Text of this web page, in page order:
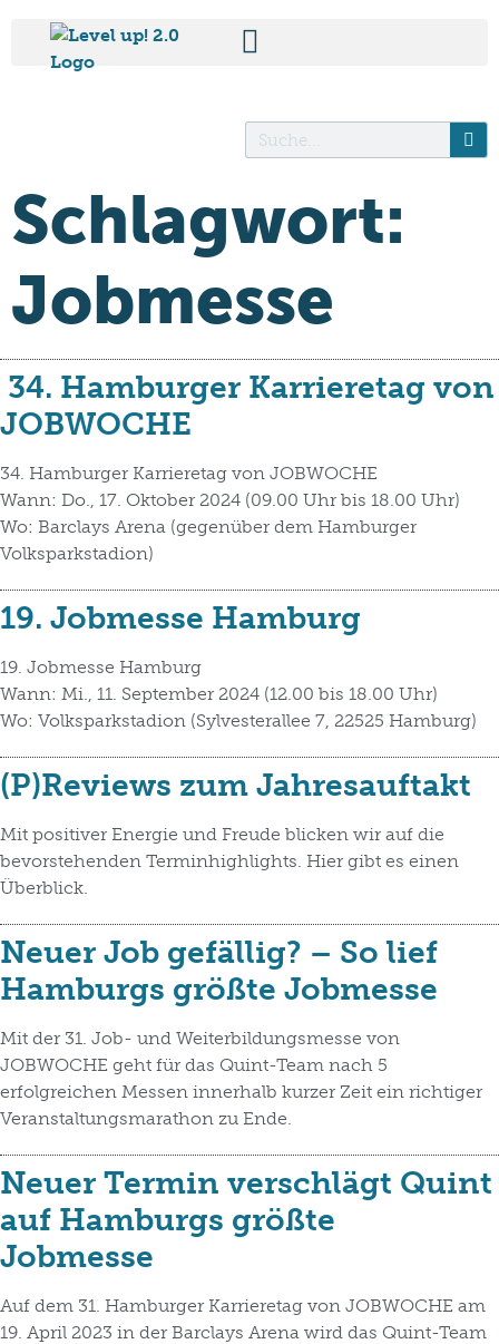
Schlagwort:
Jobmesse
34. Hamburger Karrieretag von
JOBWOCHE
34. Hamburger Karrieretag von JOBWOCHE
Wann: Do., 17. Oktober 2024 (09.00 Uhr bis 18.00 Uhr)
Wo: Barclays Arena (gegenüber dem Hamburger
Volksparkstadion)
19. Jobmesse Hamburg
19. Jobmesse Hamburg
Wann: Mi., 11. September 2024 (12.00 bis 18.00 Uhr)
Wo: Volksparkstadion (Sylvesterallee 7, 22525 Hamburg)
(P)Reviews zum Jahresauftakt
Mit positiver Energie und Freude blicken wir auf die
bevorstehenden Terminhighlights. Hier gibt es einen
Überblick.
Neuer Job gefällig? – So lief
Hamburgs größte Jobmesse
Mit der 31. Job- und Weiterbildungsmesse von
JOBWOCHE geht für das Quint-Team nach 5
erfolgreichen Messen innerhalb kurzer Zeit ein richtiger
Veranstaltungsmarathon zu Ende.
Neuer Termin verschlägt Quint
auf Hamburgs größte
Jobmesse
Auf dem 31. Hamburger Karrieretag von JOBWOCHE am
19. April 2023 in der Barclays Arena wird das Quint-Team